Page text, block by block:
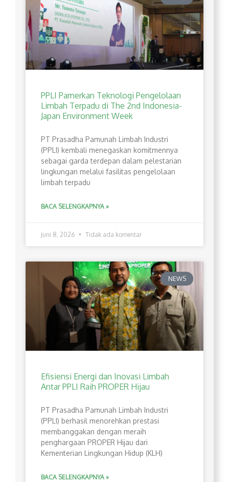
PPLI Pamerkan Teknologi Pengelolaan
Limbah Terpadu di The 2nd Indonesia-
Japan Environment Week
PT Prasadha Pamunah Limbah Industri
(PPLI) kembali menegaskan komitmennya
sebagai garda terdepan dalam pelestarian
lingkungan melalui fasilitas pengelolaan
limbah terpadu
BACA SELENGKAPNYA »
Juni 8, 2026 Tidak ada komentar
NEWS
Efisiensi Energi dan Inovasi Limbah
Antar PPLI Raih PROPER Hijau
PT Prasadha Pamunah Limbah Industri
(PPLI) berhasil menorehkan prestasi
membanggakan dengan meraih
penghargaan PROPER Hijau dari
Kementerian Lingkungan Hidup (KLH)
BACA SELENGKAPNYA »